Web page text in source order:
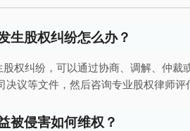
生股权纠纷怎么办？
股权纠纷，可以通过协商、调解、仲
议等文件，然后咨询专业股权律师评
被侵害如何维权？